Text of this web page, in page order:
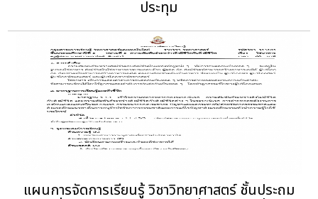
ประทุม
แผนการจัดการเรียนรู้ วิชาวิทยาศาสตร์ ชั้นประถม